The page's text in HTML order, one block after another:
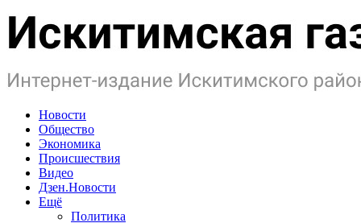
Новости
Общество
Экономика
Происшествия
Видео
Дзен.Новости
Ещё
Политика